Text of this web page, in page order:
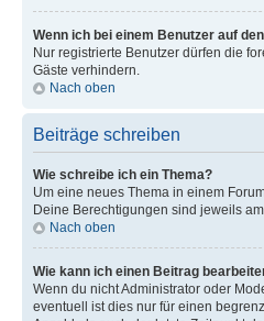
Wenn ich bei einem Benutzer auf
Nur registrierte Benutzer dürfen die
Gäste verhindern.
Nach oben
Beiträge schreiben
Wie schreibe ich ein Thema?
Um eine neues Thema in einem
Deine Berechtigungen sind jeweils
Nach oben
Wie kann ich einen Beitrag
Wenn du nicht Administrator oder
eventuell ist dies nur für einen